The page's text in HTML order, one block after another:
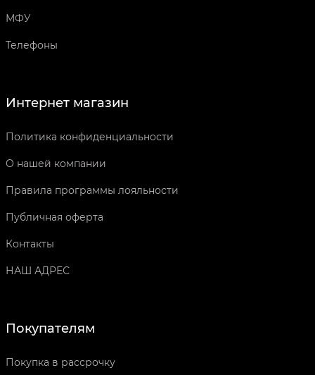
МФУ
Телефоны
Интернет магазин
Политика конфиденциальности
О нашей компании
Правила программы лояльности
Публичная оферта
Контакты
НАШ АДРЕС
Покупателям
Покупка в рассрочку